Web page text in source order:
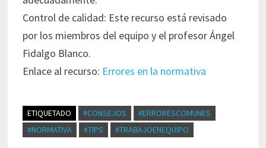
Control de calidad: Este recurso está revisado
por los miembros del equipo y el profesor Ángel
Fidalgo Blanco.
Enlace al recurso: Errores en la normativa
ETIQUETADO #CONSEJOS
#ERRORESCOMUNES
#NORMATIVA
#TIPS #TRABAJOENEQUIPO